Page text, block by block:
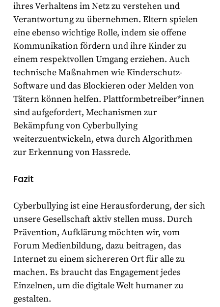
ihres Verhaltens im Netz zu verstehen und
Verantwortung zu übernehmen. Eltern spielen
eine ebenso wichtige Rolle, indem sie offene
Kommunikation fördern und ihre Kinder zu
einem respektvollen Umgang erziehen. Auch
technische Maßnahmen wie Kinderschutz-
Software und das Blockieren oder Melden von
Tätern können helfen. Plattformbetreiber*innen
sind aufgefordert, Mechanismen zur
Bekämpfung von Cyberbullying
weiterzuentwickeln, etwa durch Algorithmen
zur Erkennung von Hassrede.
Fazit
Cyberbullying ist eine Herausforderung, der sich
unsere Gesellschaft aktiv stellen muss. Durch
Prävention, Aufklärung möchten wir, vom
Forum Medienbildung, dazu beitragen, das
Internet zu einem sichereren Ort für alle zu
machen. Es braucht das Engagement jedes
Einzelnen, um die digitale Welt humaner zu
gestalten.